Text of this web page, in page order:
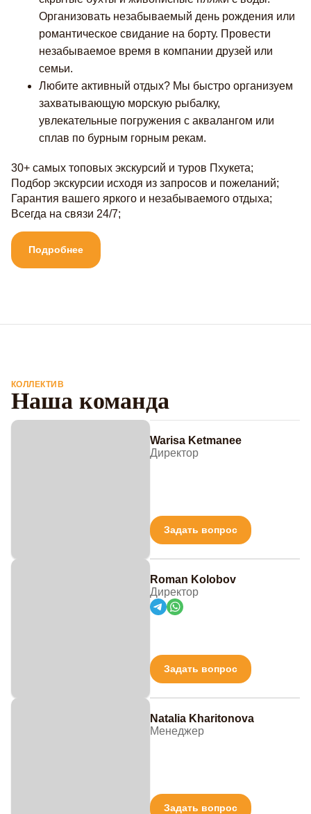
Организовать незабываемый день рождения или
романтическое свидание на борту. Провести
незабываемое время в компании друзей или
семьи.
Любите активный отдых? Мы быстро организуем
захватывающую морскую рыбалку,
увлекательные погружения с аквалангом или
сплав по бурным горным рекам.
30+ самых топовых экскурсий и туров Пхукета;
Подбор экскурсии исходя из запросов и пожеланий;
Гарантия вашего яркого и незабываемого отдыха;
Всегда на связи 24/7;
Подробнее
КОЛЛЕКТИВ
Наша команда
Warisa Ketmanee
Директор
Задать вопрос
Roman Kolobov
Директор
Задать вопрос
Natalia Kharitonova
Менеджер
Задать вопрос